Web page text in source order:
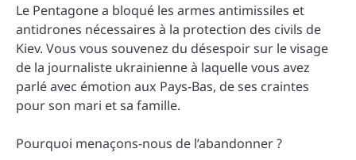
Le Pentagone a bloqué les armes antimissiles et
antidrones nécessaires à la protection des civils de
Kiev. Vous vous souvenez du désespoir sur le visage
de la journaliste ukrainienne à laquelle vous avez
parlé avec émotion aux Pays-Bas, de ses craintes
pour son mari et sa famille.
Pourquoi menaçons-nous de l’abandonner ?